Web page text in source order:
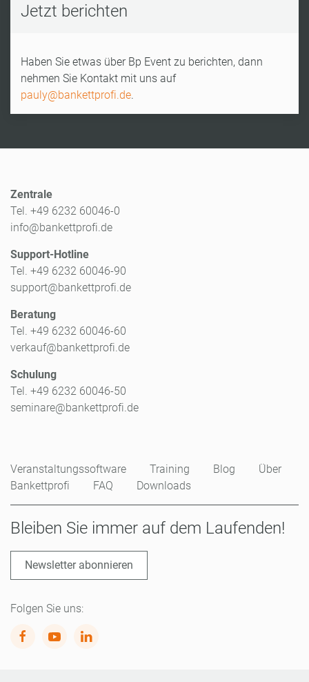
Jetzt berichten
Haben Sie etwas über Bp Event zu berichten, dann
nehmen Sie Kontakt mit uns auf
pauly@bankettprofi.de.
Zentrale
Tel. +49 6232 60046-0
info@bankettprofi.de
Support-Hotline
Tel. +49 6232 60046-90
support@bankettprofi.de
Beratung
Tel. +49 6232 60046-60
verkauf@bankettprofi.de
Schulung
Tel. +49 6232 60046-50
seminare@bankettprofi.de
Veranstaltungssoftware Training Blog
Über
Bankettprofi
FAQ Downloads
Bleiben Sie immer auf dem Laufenden!
Newsletter abonnieren
Folgen Sie uns: